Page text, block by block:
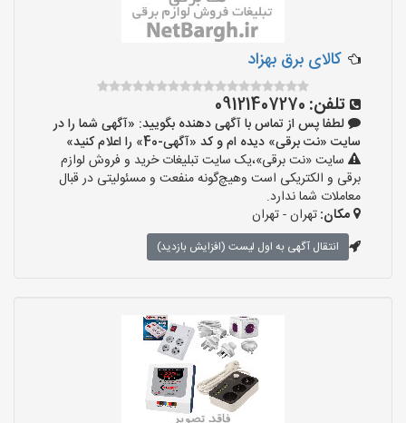
کالای برق بهزاد
تلفن: 09121407270
لطفا پس از تماس با آگهی دهنده بگویید: «آگهی شما را در
سایت «نت برقی» دیده ام و کد «آگهی-40» را اعلام کنید»
سایت «نت برقی»،یک سایت تبلیغات خرید و فروش لوازم
برقی و الکتریکی است وهیچ‌گونه منفعت و مسئولیتی در قبال
معاملات شما ندارد.
مکان:تهران - تهران
انتقال آگهی به اول لیست (افزایش بازدید)